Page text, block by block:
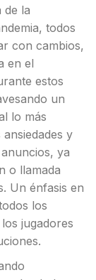
de la
todos
con cambios,
en el
estos
un
lo más
y
ya
o llamada
Un énfasis en
los
jugadores